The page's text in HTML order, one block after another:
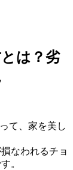
は？劣
て、家を美し
なわれるチョ
。